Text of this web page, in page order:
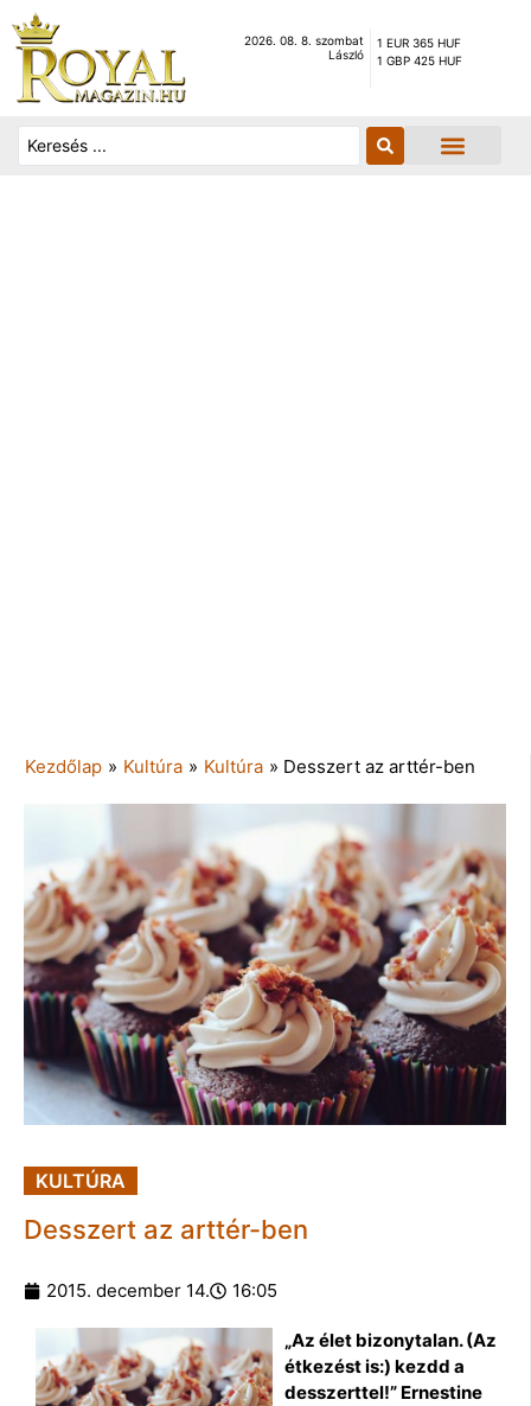
2026. 08. 8. szombat
László
1 EUR 365 HUF
1 GBP 425 HUF
Kezdőlap » Kultúra » Kultúra » Desszert az arttér-ben
KULTÚRA
Desszert az arttér-ben
2015. december 14. 16:05
„Az élet bizonytalan. (Az
étkezést is:) kezdd a
desszerttel!” Ernestine